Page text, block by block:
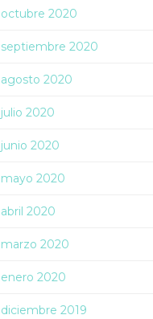
octubre 2020
septiembre 2020
agosto 2020
julio 2020
junio 2020
mayo 2020
abril 2020
marzo 2020
enero 2020
diciembre 2019